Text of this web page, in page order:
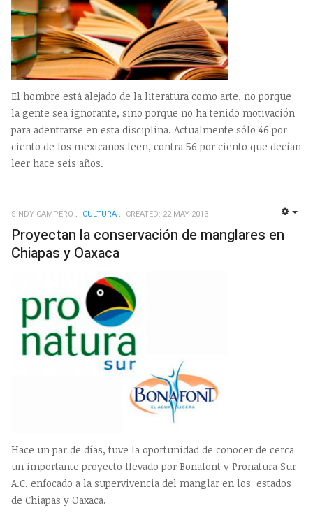
El hombre está alejado de la literatura como arte, no porque
la gente sea ignorante, sino porque no ha tenido motivación
para adentrarse en esta disciplina. Actualmente sólo 46 por
ciento de los mexicanos leen, contra 56 por ciento que decían
leer hace seis años.
SINDY CAMPERO CULTURA CREATED: 22 MAY 2013
Proyectan la conservación de manglares en
Chiapas y Oaxaca
Hace un par de días, tuve la oportunidad de conocer de cerca
un importante proyecto llevado por Bonafont y Pronatura Sur
A.C. enfocado a la supervivencia del manglar en los estados
de Chiapas y Oaxaca.